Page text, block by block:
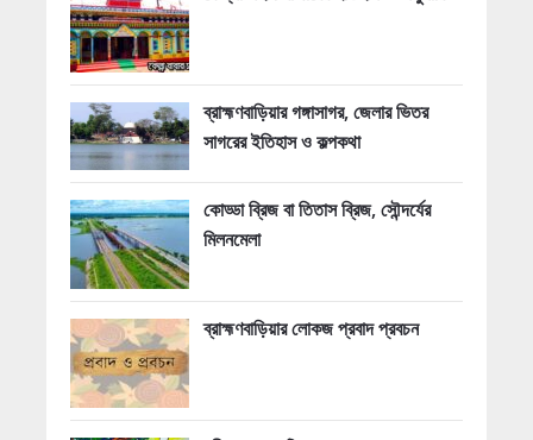
ব্রাহ্মণবাড়িয়ার গঙ্গাসাগর, জেলার ভিতর
সাগরের ইতিহাস ও কল্পকথা
কোড্ডা ব্রিজ বা তিতাস ব্রিজ, সৌন্দর্যের
মিলনমেলা
ব্রাহ্মণবাড়িয়ার লোকজ প্রবাদ প্রবচন